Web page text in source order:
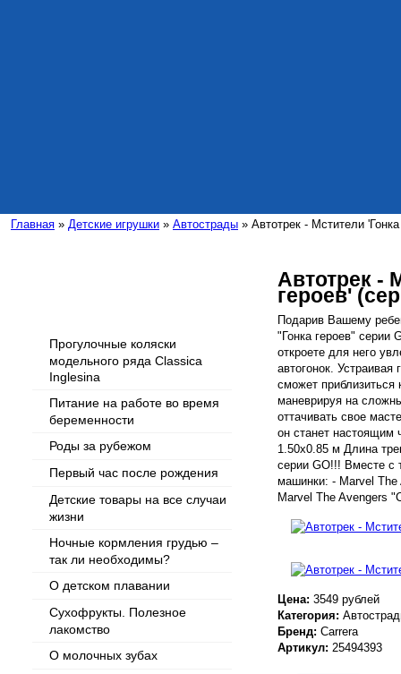
Главная » Детские игрушки » Автострады » Автотрек - Мстители
Прогулочные коляски
модельного ряда Classica
Inglesina
Питание на работе во время
беременности
Роды за рубежом
Первый час после рождения
Детские товары на все случаи
жизни
Ночные кормления грудью –
так ли необходимы?
О детском плавании
Сухофрукты. Полезное
лакомство
О молочных зубах
Автотрек -
героев'
Подарив Вашему
"Гонка героев"
откроете для него
автогонок. Устраивая
сможет
маневрируя на
оттачивать свое
он станет
1.50х0.85 м Длина
серии GO!!! Вместе с
машинки: - Marvel The
Marvel The Avengers
Цена: 3549 рублей
Категория:
Бренд: Carrera
Артикул: 25494393